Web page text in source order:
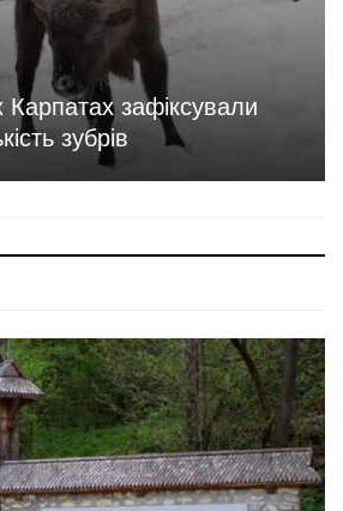
Карпатах зафіксували
зубрів